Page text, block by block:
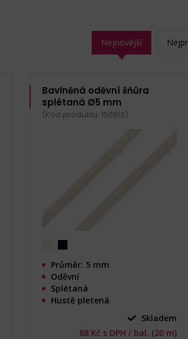
Nejnovější
Bavlněná oděvní šňůra
splétaná Ø5 mm
(Kód produktu: 150813)
Průměr: 5 mm
Oděvní
Splétaná
Hustě pletená
Skladem
88 Kč s DPH / bal. (20 m)